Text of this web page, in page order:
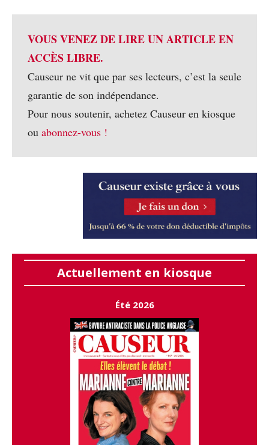
VOUS VENEZ DE LIRE UN ARTICLE EN
ACCÈS LIBRE.
Causeur ne vit que par ses lecteurs, c’est la seule
garantie de son indépendance.
Pour nous soutenir, achetez Causeur en kiosque
ou abonnez-vous !
Actuellement en kiosque
Été 2026